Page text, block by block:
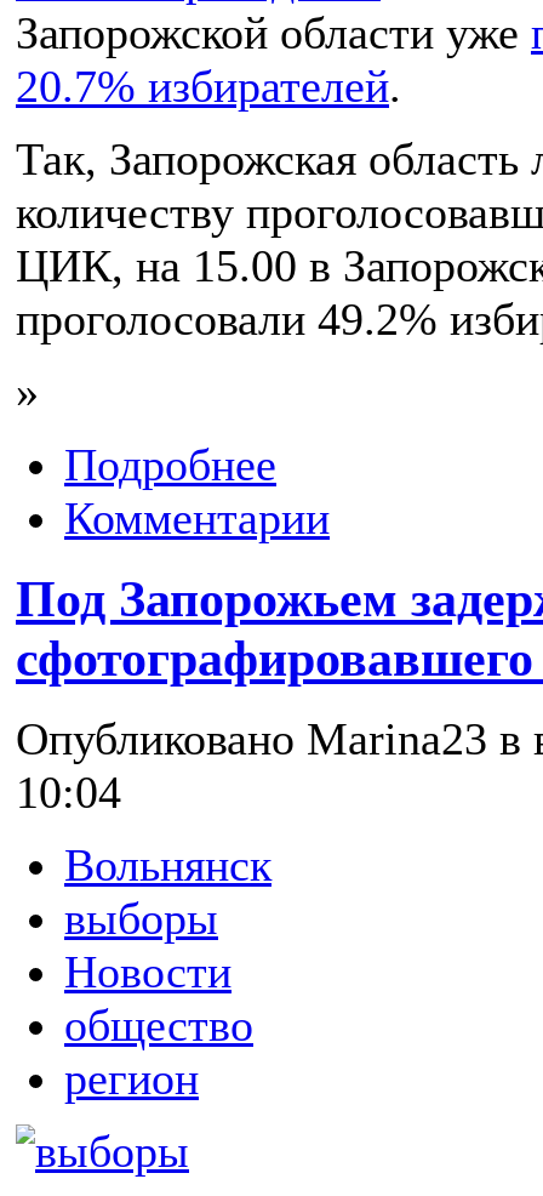
Запорожской области уже
20.7% избирателей.
Так, Запорожская область
количеству
ЦИК, на 15.00 в
проголосовали 49.2%
»
Подробнее
Комментарии
Под Запорожьем
Опубликовано Marina23 в
10:04
Вольнянск
выборы
Новости
общество
регион